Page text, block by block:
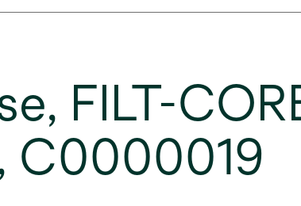
FILT-
C0000019